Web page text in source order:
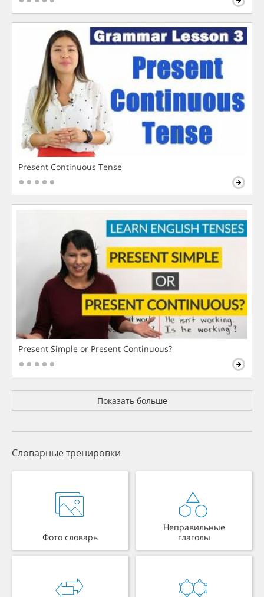
Present Continuous Tense
Present Simple or Present Continuous?
Показать больше
Словарные тренировки
Фото словарь
Неправильные
глаголы